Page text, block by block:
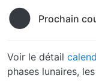
🌑 Prochain
Voir le détail
phases lunaires,